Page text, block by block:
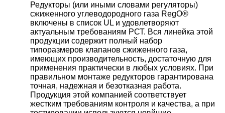
Редукторы (или иными словами регуляторы)
сжиженного углеводородного газа RegO®
включены в список UL и удовлетворяют
актуальным требованиям РСТ. Вся линейка этой
продукции содержит полный набор
типоразмеров клапанов сжиженного газа,
имеющих производительность, достаточную для
применения практически в любых условиях. При
правильном монтаже редукторов гарантирована
точная, надежная и безотказная работа.
Продукция этой компанией соответствует
жестким требованиям контроля и качества, а при